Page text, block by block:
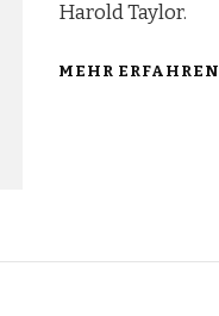
Harold Taylor.
MEHR ERFAHREN